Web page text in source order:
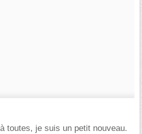
toutes, je suis un petit nouveau.